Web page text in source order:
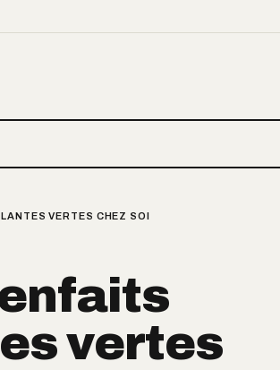
VERTES CHEZ SOI
vertes